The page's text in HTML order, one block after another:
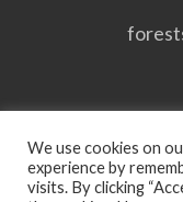
ΣΧΟΛΕΙΟ ΤΟΥ
We use cookies on
experience by
visits. By clicking